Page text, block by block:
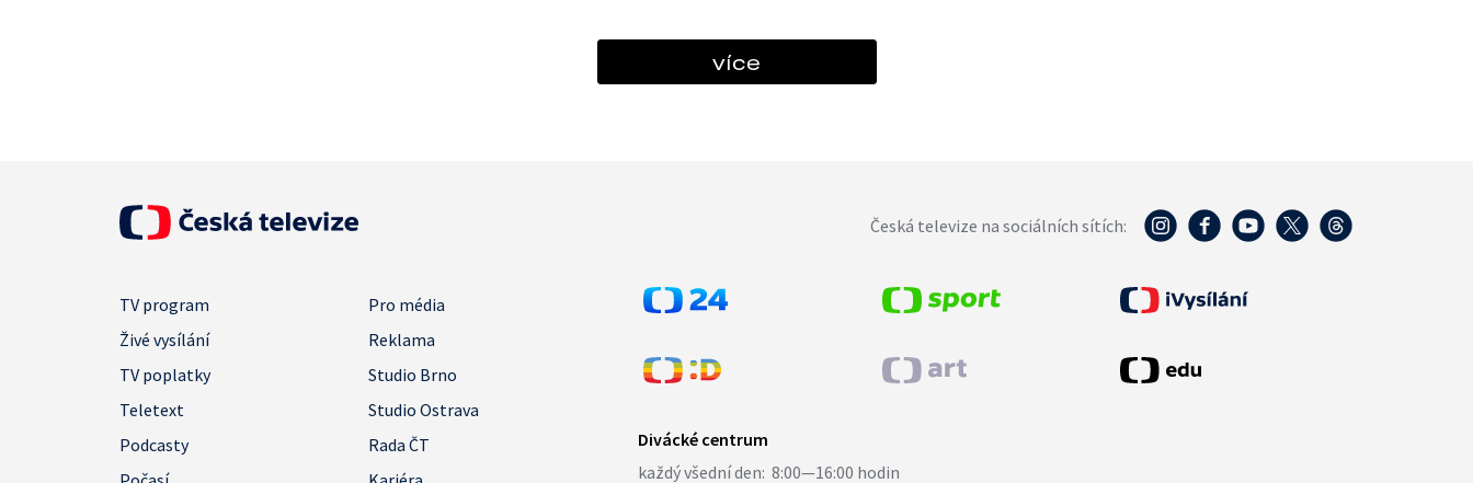
více
Česká televize na sociálních sítích:
TV program
Pro média
Živé vysílání
Reklama
TV poplatky
Studio Brno
Teletext
Studio Ostrava
Podcasty
Rada ČT